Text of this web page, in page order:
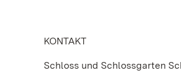
KONTAKT
Schloss und Schlossgarten